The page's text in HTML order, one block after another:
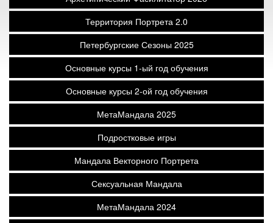
Территория Портрета 2.0
Петербургские Сезоны 2025
Основные курсы 1-ый год обучения
Основные курсы 2-ой год обучения
МетаМандала 2025
Подростковые игры
Мандала Векторного Портрета
Сексуальная Мандала
МетаМандала 2024